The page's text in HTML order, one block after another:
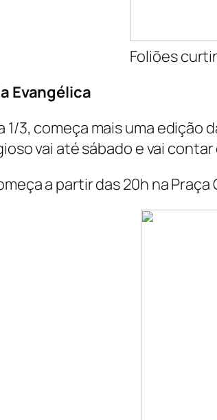
Foliões
Evangélica
1/3, começa mais uma edição
vai até sábado e vai
a partir das 20h na